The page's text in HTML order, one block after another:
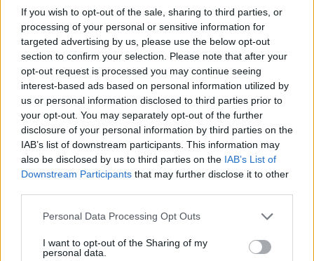
If you wish to opt-out of the sale, sharing to third parties, or
processing of your personal or sensitive information for
targeted advertising by us, please use the below opt-out
section to confirm your selection. Please note that after your
opt-out request is processed you may continue seeing
interest-based ads based on personal information utilized by
us or personal information disclosed to third parties prior to
your opt-out. You may separately opt-out of the further
disclosure of your personal information by third parties on the
IAB’s list of downstream participants. This information may
also be disclosed by us to third parties on the IAB’s List of
Downstream Participants that may further disclose it to other
Personal Data Processing Opt Outs
I want to opt-out of the Sharing of my
personal data.
por otro y lo enviamos gratis (solo España).Ver condiciones
Garantía: 2 años para el movimiento.Ver condiciones
Servicio postventa
Nota: los envíos gratuitos marcados dependen del destino y
no aplican a todos los destinos o métodos. Introduce tu
destino en el paso 2 de la cesta para más información.
¿Tienes alguna duda?FAQ - PREGUNTAS FRECUENTES
Root ® Watches Tarifa - Spain
Atención Cliente: +34 956 680 448 (LU-VI 9:00 a 15:00) -
info@rootsunglasses.com
[SKU: RJSA12]NUEVO